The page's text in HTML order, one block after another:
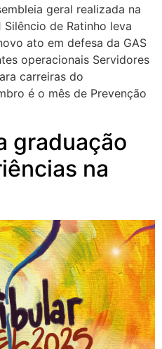
geral realizada na
de Ratinho leva
ato em defesa da GAS
operacionais Servidores
carreiras do
é o mês de Prevenção
graduação
na